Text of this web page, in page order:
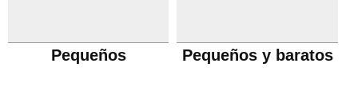
Pequeños Pequeños y baratos